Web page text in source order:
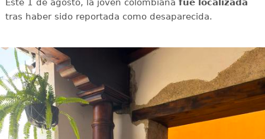
Este 1 de agosto, la joven colombiana fue localizada
tras haber sido reportada como desaparecida.